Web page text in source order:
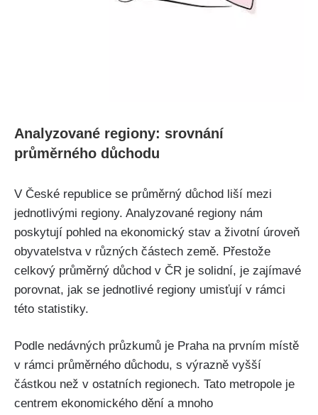
Analyzované regiony: srovnání
průměrného důchodu
V České republice se průměrný důchod liší mezi
jednotlivými regiony. Analyzované regiony nám
poskytují pohled na ekonomický stav a životní úroveň
obyvatelstva v různých částech země. Přestože
celkový průměrný důchod v ČR je solidní, je zajímavé
porovnat, jak se jednotlivé regiony umisťují v rámci
této statistiky.
Podle nedávných průzkumů je Praha na prvním místě
v rámci průměrného důchodu, s výrazně vyšší
částkou než v ostatních regionech. Tato metropole je
centrem ekonomického dění a mnoho